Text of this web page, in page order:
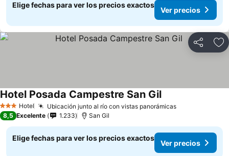
Elige fechas para ver los precios exactos
Ver precios
Compartir
3 Estrellas
Hotel Ubicación junto al río con vistas panorámicasVer precios
Hotel Posada Campestre San GilVer precios
8,5 Excelente 1.233 San Gil
Elige fechas para ver los precios exactos
Ver precios